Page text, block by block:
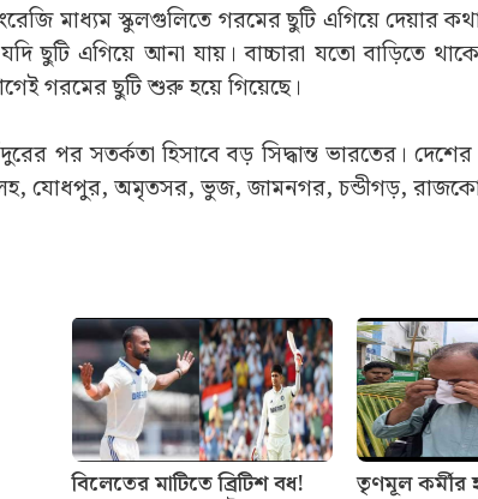
মাধ্যম স্কুলগুলিতে গরমের ছুটি এগিয়ে দেয়ার
যদি ছুটি এগিয়ে আনা যায়। বাচ্চারা যতো বাড়িতে
গরমের ছুটি শুরু হয়ে গিয়েছে।
পর সতর্কতা হিসাবে বড় সিদ্ধান্ত ভারতের। দেশের
যোধপুর, অমৃতসর, ভুজ, জামনগর, চন্ডীগড়, রাজকোট
বিলেতের মাটিতে ব্রিটিশ বধ! তৃণমূল কর্মীর